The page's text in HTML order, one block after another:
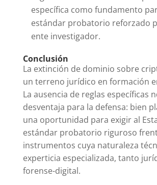
específica como fundamento
estándar probatorio reforzado
ente investigador.
Conclusión
La extinción de dominio sobre
un terreno jurídico en formación
La ausencia de reglas específicas
desventaja para la defensa: bien
una oportunidad para exigir al
estándar probatorio riguroso
instrumentos cuya naturaleza
experticia especializada, tanto
forense-digital.